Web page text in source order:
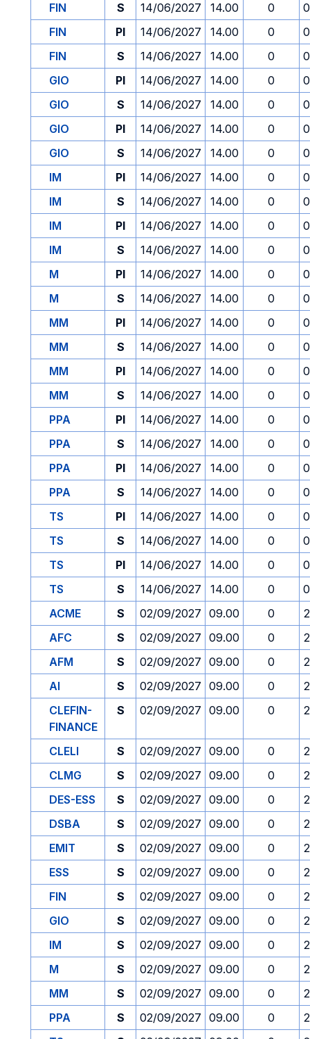
FIN
S 14/06/2027 14.00 0
FIN
PI 14/06/2027 14.00 0
FIN
S 14/06/2027 14.00 0
GIO
PI 14/06/2027 14.00 0
GIO
S 14/06/2027 14.00 0
GIO
PI 14/06/2027 14.00 0
GIO
S 14/06/2027 14.00 0
IM
PI 14/06/2027 14.00 0
IM
S 14/06/2027 14.00 0
IM
PI 14/06/2027 14.00 0
IM
S 14/06/2027 14.00 0
M
PI 14/06/2027 14.00 0
M
S 14/06/2027 14.00 0
MM
PI 14/06/2027 14.00 0
MM
S 14/06/2027 14.00 0
MM
PI 14/06/2027 14.00 0
MM
S 14/06/2027 14.00 0
PPA
PI 14/06/2027 14.00 0
PPA
S 14/06/2027 14.00 0
PPA
PI 14/06/2027 14.00 0
PPA
S 14/06/2027 14.00 0
TS
PI 14/06/2027 14.00 0
TS
S 14/06/2027 14.00 0
TS
PI 14/06/2027 14.00 0
TS
S 14/06/2027 14.00 0
ACME
S 02/09/2027 09.00 0
AFC
S 02/09/2027 09.00 0
AFM
S 02/09/2027 09.00 0
AI
S 02/09/2027 09.00 0
CLEFIN-
FINANCE
S 02/09/2027 09.00 0
CLELI S 02/09/2027 09.00 0
CLMG
S 02/09/2027 09.00 0
DES-ESS
S 02/09/2027 09.00 0
DSBA
S 02/09/2027 09.00 0
EMIT
S 02/09/2027 09.00 0
ESS
S 02/09/2027 09.00 0
FIN
S 02/09/2027 09.00 0
GIO
S 02/09/2027 09.00 0
IM
S 02/09/2027 09.00 0
M
S 02/09/2027 09.00 0
MM
S 02/09/2027 09.00 0
PPA
S 02/09/2027 09.00 0